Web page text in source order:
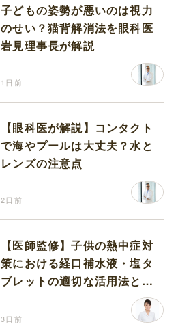
子どもの姿勢が悪いのは視力
のせい？猫背解消法を眼科医
岩見理事長が解説
1日前
【眼科医が解説】コンタクト
で海やプールは大丈夫？水と
レンズの注意点
2日前
【医師監修】子供の熱中症対
策における経口補水液・塩タ
ブレットの適切な活用法と水
3日前